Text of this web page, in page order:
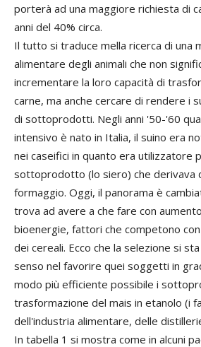
porterà ad una maggiore richiesta di
anni del 40% circa.
Il tutto si traduce mella ricerca di una
alimentare degli animali che non
incrementare la loro capacità di
carne, ma anche cercare di rendere i
di sottoprodotti. Negli anni '50-'60
intensivo è nato in Italia, il suino era
nei caseifici in quanto era utilizzatore
sottoprodotto (lo siero) che derivava
formaggio. Oggi, il panorama è
trova ad avere a che fare con
bioenergie, fattori che competono
dei cereali. Ecco che la selezione si
senso nel favorire quei soggetti in
modo più efficiente possibile i
trasformazione del mais in etanolo (i
dell'industria alimentare, delle
In tabella 1 si mostra come in alcuni